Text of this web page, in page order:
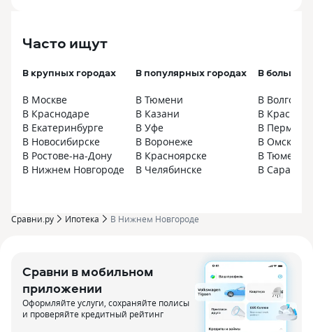
Часто ищут
В крупных городах
В Москве
В Краснодаре
В Екатеринбурге
В Новосибирске
В Ростове-на-Дону
В Нижнем Новгороде
В популярных городах
В Тюмени
В Казани
В Уфе
В Воронеже
В Красноярске
В Челябинске
В больших
В
В
В Перми
В Омске
В Тюмени
В Саратове
Сравни.ру Ипотека В Нижнем Новгороде
Сравни в мобильном
приложении
Оформляйте услуги, сохраняйте полисы
и проверяйте кредитный рейтинг